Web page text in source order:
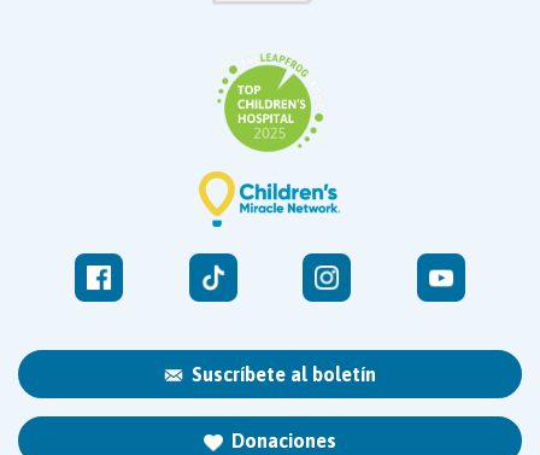
Suscríbete al boletín
Donaciones